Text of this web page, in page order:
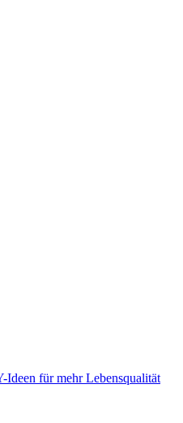
Ideen für mehr Lebensqualität